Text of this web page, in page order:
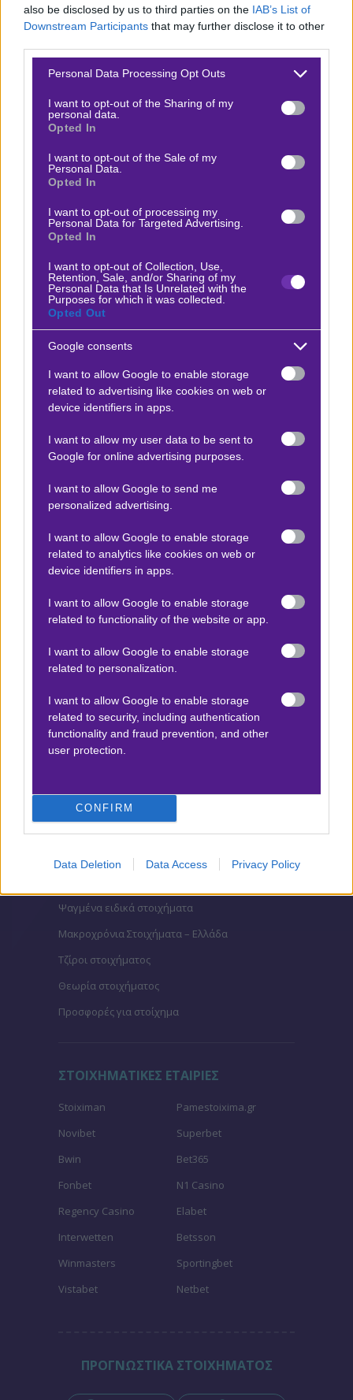
also be disclosed by us to third parties on the IAB’s List of
Downstream Participants that may further disclose it to other
Please note that this website/app uses one or more Google
not limited to your visit or usage behaviour. You may click to
grant or deny consent to Google and its third-party tags to
use your data for below specified purposes in below Google
consent section.
Personal Data Processing Opt Outs
I want to opt-out of the Sharing of my
personal data.
Opted In
I want to opt-out of the Sale of my
Personal Data.
Opted In
I want to opt-out of processing my
Personal Data for Targeted Advertising.
Opted In
I want to opt-out of Collection, Use,
Retention, Sale, and/or Sharing of my
Personal Data that Is Unrelated with the
Purposes for which it was collected.
Opted Out
Google consents
I want to allow Google to enable storage
related to advertising like cookies on web or
device identifiers in apps.
I want to allow my user data to be sent to
Google for online advertising purposes.
I want to allow Google to send me
personalized advertising.
I want to allow Google to enable storage
related to analytics like cookies on web or
device identifiers in apps.
I want to allow Google to enable storage
related to functionality of the website or app.
I want to allow Google to enable storage
related to personalization.
I want to allow Google to enable storage
related to security, including authentication
functionality and fraud prevention, and other
user protection.
CONFIRM
Data Deletion Data Access Privacy Policy
Οι δύο ομάδες, παίζουν το καλύτερο μπάσκετ στην
κατηγορία, αδιαμφισβήτητα, κάτι που φανερώνεται και
από την βαθμολογική τους θέση.Περιμένουμε σκληρό
ματς, ντέρμπι. Θεωρούμε πως οι αποδόσεις
αδικούν τους γηπεδούχους. Θα τους δώσουμε 2
πόντους και θα πάμε με τον άσο.
Δείτε με ένα κλικ τις καλύτερες προσφορές της ημέρας
Ο Γιάννης Κάρμας προτείνει:
Δόξα Λευκάδας - Βίκος Ιωαννίνων
Α2 09.02.2026|17:30 +24.60
1 (+2,5)
1.82
Αποτέλεσμα: 88-81
Προσφορές*
ΒΑΘΜΟΛΟΓΙΕΣ
Βαθμολογίες Ελλάδα - Stoiximan
Super league
Βαθμολογίες Aγγλία – Premier league
Βαθμολογίες Γερμανίας – Bundesliga
Βαθμολογίες Ισπανίας- La liga
Βαθμολογίες Ιταλίας- Serie A
ΣΤΟΙΧΗΜΑ
To bet builder της ημέρας
Ενισχυμένες Αποδόσεις
Ψαγμένα ειδικά στοιχήματα
Μακροχρόνια Στοιχήματα – Ελλάδα
Τζίροι στοιχήματος
Θεωρία στοιχήματος
Προσφορές για στοίχημα
ΣΤΟΙΧΗΜΑΤΙΚΕΣ ΕΤΑΙΡΙΕΣ
Stoiximan
Pamestoixima.gr
Novibet
Superbet
Bwin
Bet365
Fonbet
N1 Casino
Regency Casino
Elabet
Interwetten
Betsson
Winmasters
Sportingbet
Vistabet
Netbet
ΠΡΟΓΝΩΣΤΙΚΑ ΣΤΟΙΧΗΜΑΤΟΣ